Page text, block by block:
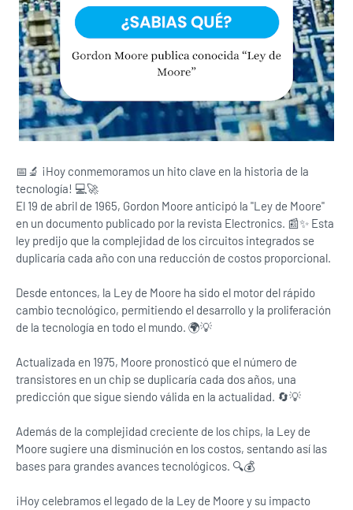
📅🔬 ¡Hoy conmemoramos un hito clave en la historia de la
tecnología! 💻🚀
El 19 de abril de 1965, Gordon Moore anticipó la "Ley de Moore"
en un documento publicado por la revista Electronics. 📰✨ Esta
ley predijo que la complejidad de los circuitos integrados se
duplicaría cada año con una reducción de costos proporcional.
Desde entonces, la Ley de Moore ha sido el motor del rápido
cambio tecnológico, permitiendo el desarrollo y la proliferación
de la tecnología en todo el mundo. 🌍💡
Actualizada en 1975, Moore pronosticó que el número de
transistores en un chip se duplicaría cada dos años, una
predicción que sigue siendo válida en la actualidad. 🔄💡
Además de la complejidad creciente de los chips, la Ley de
Moore sugiere una disminución en los costos, sentando así las
bases para grandes avances tecnológicos. 🔍💰
¡Hoy celebramos el legado de la Ley de Moore y su impacto